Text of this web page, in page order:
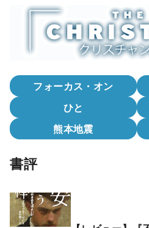
フォーカス・オン
ひと
熊本地震
書評